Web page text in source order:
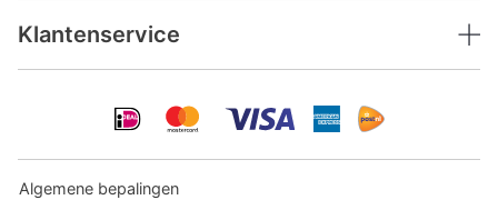
Klantenservice
Algemene bepalingen